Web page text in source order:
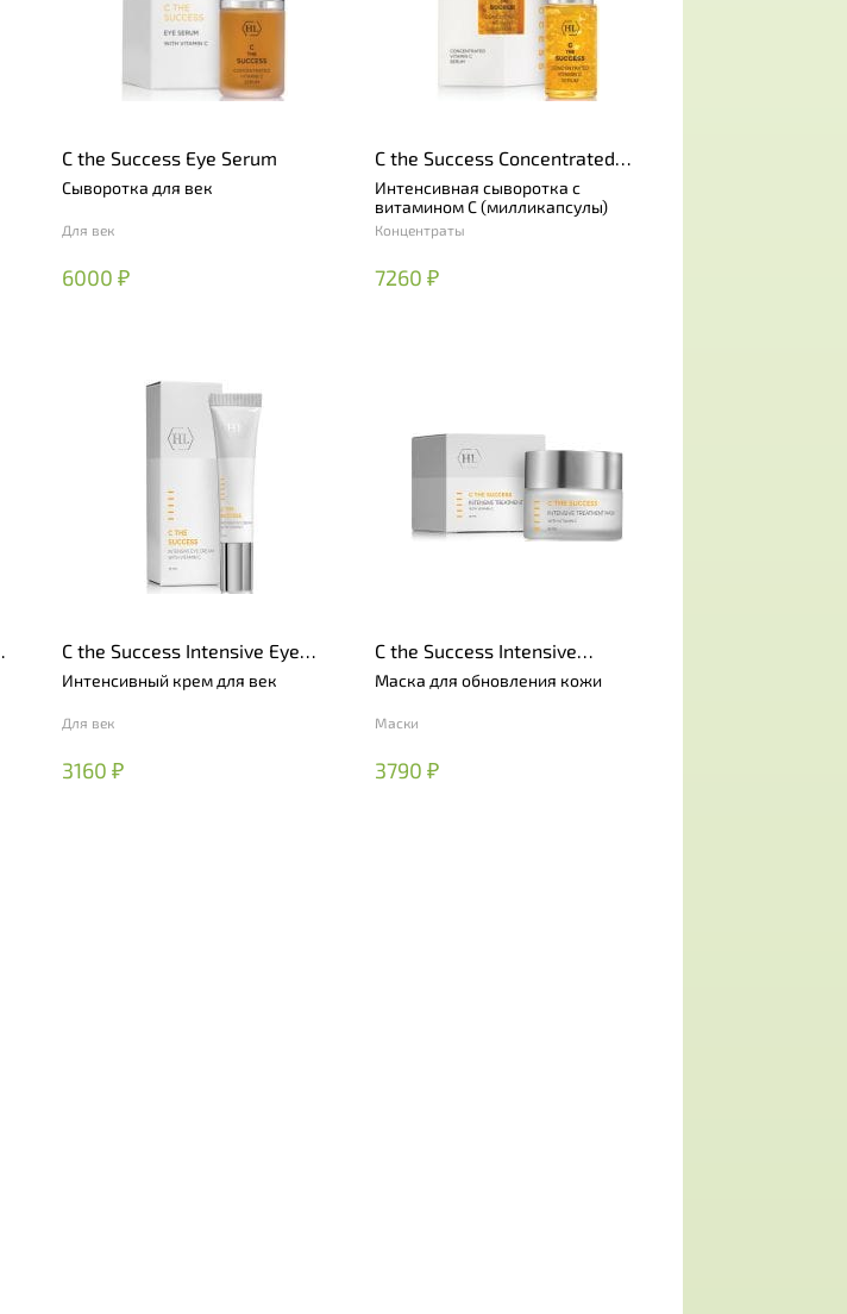
C the Success Eye Serum
Сыворотка для век
Для век
6000 ₽
C the Success Concentrated
Vitamin C Serum
Интенсивная сыворотка с
витамином С (милликапсулы)
Концентраты
7260 ₽
C the Success Intensive Eye
Cream
Интенсивный крем для век
Для век
3160 ₽
C the Success Intensive
Treatment Mask
Маска для обновления кожи
Маски
3790 ₽